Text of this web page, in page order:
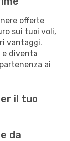
offerte
sui tuoi voli,
vantaggi.
e diventa
ai
il tuo
da